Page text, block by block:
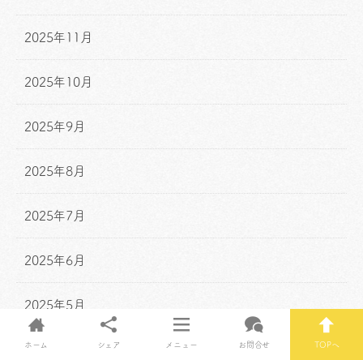
2025年11月
2025年10月
2025年9月
2025年8月
2025年7月
2025年6月
2025年5月
2025年4月
ホーム シェア メニュー お問合せ TOPへ